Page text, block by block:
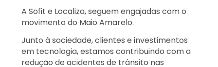
A Sofit e Localiza, seguem engajadas com o
movimento do Maio Amarelo.
Junto à sociedade, clientes e investimentos
em tecnologia, estamos contribuindo com a
redução de acidentes de trânsito nas